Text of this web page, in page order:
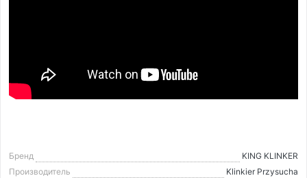
Бренд
KING KLINKER
Производитель
Klinkier Przysucha